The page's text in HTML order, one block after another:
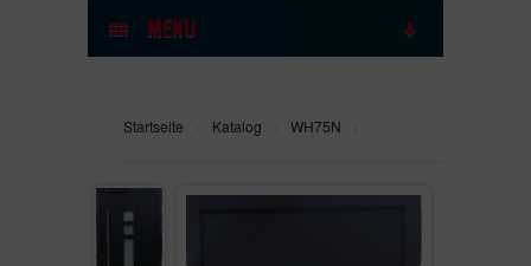
MENU
SEITENTEILEN
WH100
Startseite Katalog WH75N